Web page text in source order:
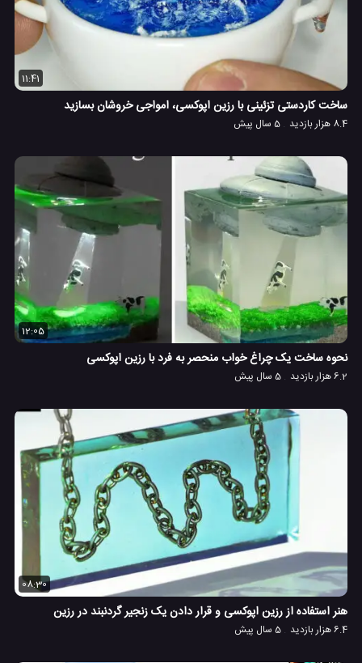
11:41
ساخت کاردستی تزئینی با رزین اپوکسی، امواجی خروشان بسازید
8.4 هزار بازدید 5 سال پیش
12:05
نحوه ساخت یک چراغ خواب منحصر به فرد با رزین اپوکسی
6.2 هزار بازدید 5 سال پیش
08:30
هنر استفاده از رزین اپوکسی و قرار دادن یک زنجیر گردنبند در رزین
6.4 هزار بازدید 5 سال پیش